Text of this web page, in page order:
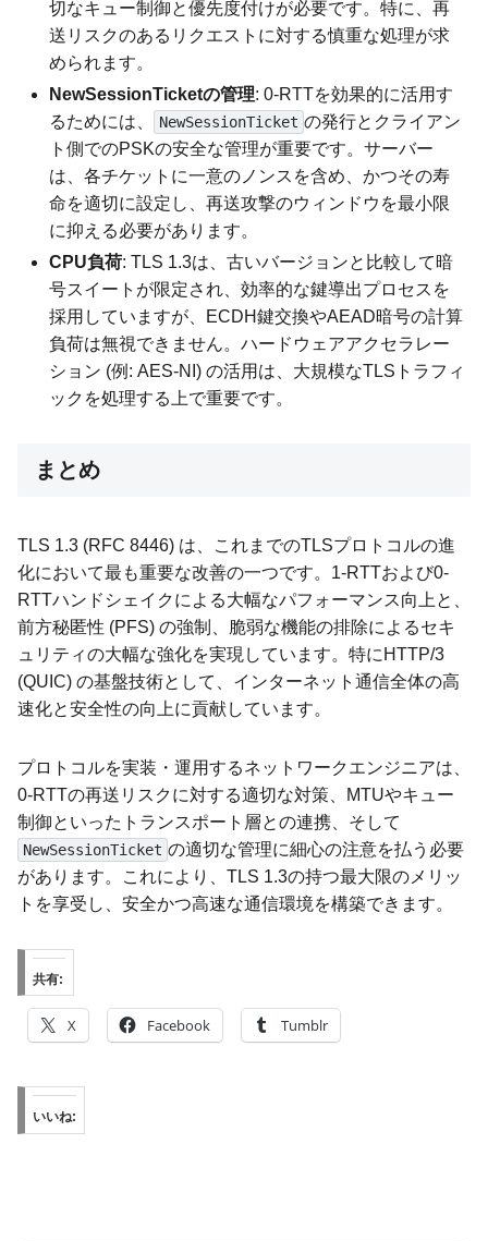
切なキュー制御と優先度付けが必要です。特に、再
送リスクのあるリクエストに対する慎重な処理が求
められます。
NewSessionTicketの管理: 0-RTTを効果的に活用す
るためには、
NewSessionTicket の発行とクライアン
ト側でのPSKの安全な管理が重要です。サーバー
は、各チケットに一意のノンスを含め、かつその寿
命を適切に設定し、再送攻撃のウィンドウを最小限
に抑える必要があります。
CPU負荷: TLS 1.3は、古いバージョンと比較して暗
号スイートが限定され、効率的な鍵導出プロセスを
採用していますが、ECDH鍵交換やAEAD暗号の計算
負荷は無視できません。ハードウェアアクセラレー
ション (例: AES-NI) の活用は、大規模なTLSトラフィ
ックを処理する上で重要です。
まとめ
TLS 1.3 (RFC 8446) は、これまでのTLSプロトコルの進
化において最も重要な改善の一つです。1-RTTおよび0-
RTTハンドシェイクによる大幅なパフォーマンス向上と、
前方秘匿性 (PFS) の強制、脆弱な機能の排除によるセキ
ュリティの大幅な強化を実現しています。特にHTTP/3
(QUIC) の基盤技術として、インターネット通信全体の高
速化と安全性の向上に貢献しています。
プロトコルを実装・運用するネットワークエンジニアは、
0-RTTの再送リスクに対する適切な対策、MTUやキュー
制御といったトランスポート層との連携、そして
NewSessionTicket の適切な管理に細心の注意を払う必要
があります。これにより、TLS 1.3の持つ最大限のメリッ
トを享受し、安全かつ高速な通信環境を構築できます。
共有:
X Facebook Tumblr
いいね: